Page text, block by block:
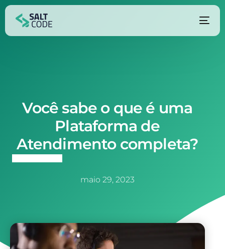
Você sabe o que é uma
Plataforma de
Atendimento completa?
maio 29, 2023